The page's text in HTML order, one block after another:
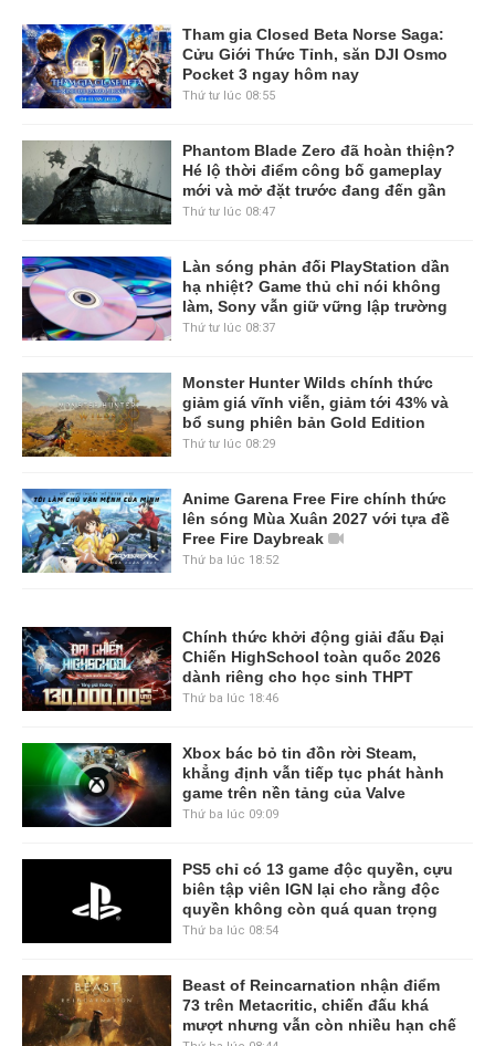
Tham gia Closed Beta Norse Saga:
Cửu Giới Thức Tỉnh, săn DJI Osmo
Pocket 3 ngay hôm nay
Thứ tư lúc 08:55
Phantom Blade Zero đã hoàn thiện?
Hé lộ thời điểm công bố gameplay
mới và mở đặt trước đang đến gần
Thứ tư lúc 08:47
Làn sóng phản đối PlayStation dần
hạ nhiệt? Game thủ chỉ nói không
làm, Sony vẫn giữ vững lập trường
Thứ tư lúc 08:37
Monster Hunter Wilds chính thức
giảm giá vĩnh viễn, giảm tới 43% và
bổ sung phiên bản Gold Edition
Thứ tư lúc 08:29
Anime Garena Free Fire chính thức
lên sóng Mùa Xuân 2027 với tựa đề
Free Fire Daybreak
Thứ ba lúc 18:52
Chính thức khởi động giải đấu Đại
Chiến HighSchool toàn quốc 2026
dành riêng cho học sinh THPT
Thứ ba lúc 18:46
Xbox bác bỏ tin đồn rời Steam,
khẳng định vẫn tiếp tục phát hành
game trên nền tảng của Valve
Thứ ba lúc 09:09
PS5 chỉ có 13 game độc quyền, cựu
biên tập viên IGN lại cho rằng độc
quyền không còn quá quan trọng
Thứ ba lúc 08:54
Beast of Reincarnation nhận điểm
73 trên Metacritic, chiến đấu khá
mượt nhưng vẫn còn nhiều hạn chế